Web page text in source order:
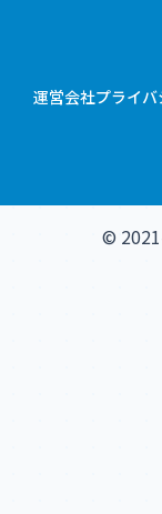
運営会社プライ
©